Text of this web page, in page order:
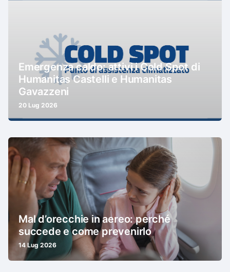
Emergenza caldo: attivi i Cold Spot di
Humanitas Castelli e Humanitas
Gavazzeni
20 Lug 2026
Mal d’orecchie in aereo: perché
succede e come prevenirlo
14 Lug 2026